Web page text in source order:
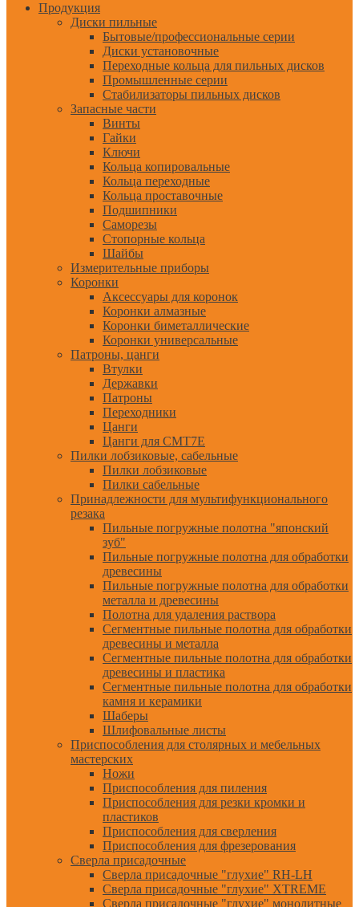
Продукция
Диски пильные
Бытовые/профессиональные серии
Диски установочные
Переходные кольца для пильных дисков
Промышленные серии
Стабилизаторы пильных дисков
Запасные части
Винты
Гайки
Ключи
Кольца копировальные
Кольца переходные
Кольца проставочные
Подшипники
Саморезы
Стопорные кольца
Шайбы
Измерительные приборы
Коронки
Аксессуары для коронок
Коронки алмазные
Коронки биметаллические
Коронки универсальные
Патроны, цанги
Втулки
Державки
Патроны
Переходники
Цанги
Цанги для CMT7E
Пилки лобзиковые, сабельные
Пилки лобзиковые
Пилки сабельные
Принадлежности для мультифункционального
резака
Пильные погружные полотна "японский
зуб"
Пильные погружные полотна для обработки
древесины
Пильные погружные полотна для обработки
металла и древесины
Полотна для удаления раствора
Сегментные пильные полотна для обработки
древесины и металла
Сегментные пильные полотна для обработки
древесины и пластика
Сегментные пильные полотна для обработки
камня и керамики
Шаберы
Шлифовальные листы
Приспособления для столярных и мебельных
мастерских
Ножи
Приспособления для пиления
Приспособления для резки кромки и
пластиков
Приспособления для сверления
Приспособления для фрезерования
Сверла присадочные
Сверла присадочные "глухие" RH-LH
Сверла присадочные "глухие" XTREME
Сверла присадочные "глухие" монолитные